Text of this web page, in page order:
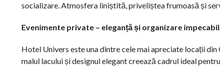
socializare. Atmosfera liniștită, priveliștea frumoasă și
Evenimente private – eleganță și organizare
Hotel Univers este una dintre cele mai apreciate locații
malul lacului și designul elegant creează cadrul ideal